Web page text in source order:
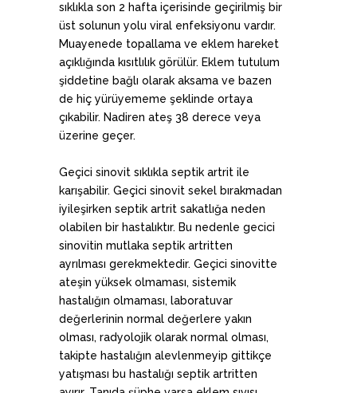
sıklıkla son 2 hafta içerisinde geçirilmiş bir
üst solunun yolu viral enfeksiyonu vardır.
Muayenede topallama ve eklem hareket
açıklığında kısıtlılık görülür. Eklem tutulum
şiddetine bağlı olarak aksama ve bazen
de hiç yürüyememe şeklinde ortaya
çıkabilir. Nadiren ateş 38 derece veya
üzerine geçer.
Geçici sinovit sıklıkla septik artrit ile
karışabilir. Geçici sinovit sekel bırakmadan
iyileşirken septik artrit sakatlığa neden
olabilen bir hastalıktır. Bu nedenle gecici
sinovitin mutlaka septik artritten
ayrılması gerekmektedir. Geçici sinovitte
ateşin yüksek olmaması, sistemik
hastalığın olmaması, laboratuvar
değerlerinin normal değerlere yakın
olması, radyolojik olarak normal olması,
takipte hastalığın alevlenmeyip gittikçe
yatışması bu hastalığı septik artritten